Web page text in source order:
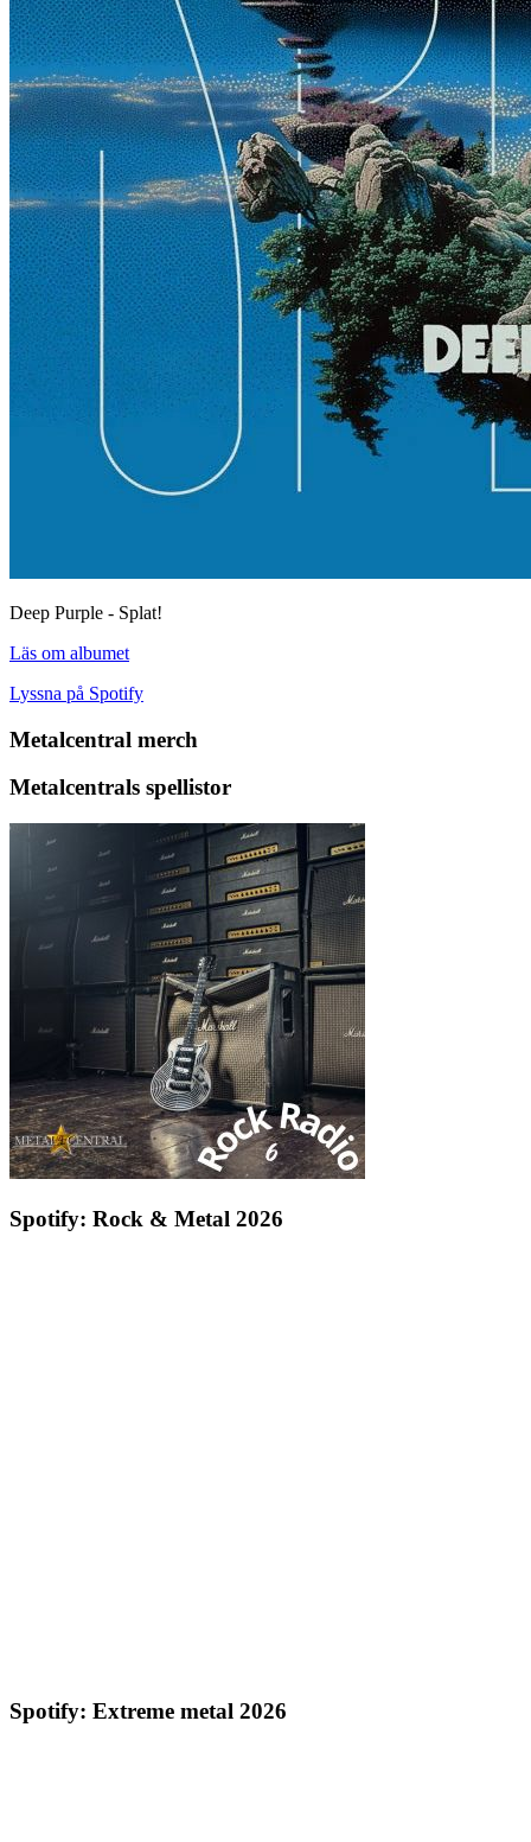
Deep Purple - Splat!
Läs om albumet
Lyssna på Spotify
Metalcentral merch
Metalcentrals spellistor
Spotify: Rock & Metal 2026
Spotify: Extreme metal 2026